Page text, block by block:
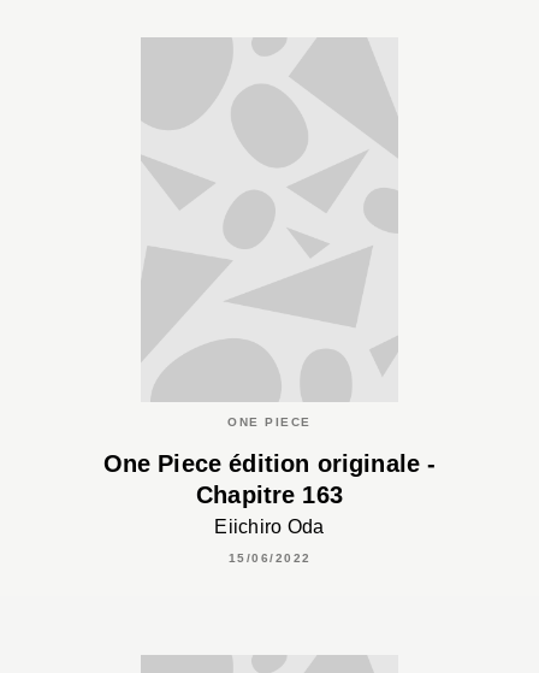
ONE PIECE
One Piece édition originale -
Chapitre 163
Eiichiro Oda
15/06/2022